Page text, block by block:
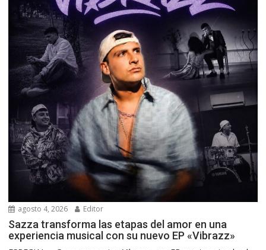
agosto 4, 2026 Editor
Sazza transforma las etapas del amor en una
experiencia musical con su nuevo EP «Vibrazz»